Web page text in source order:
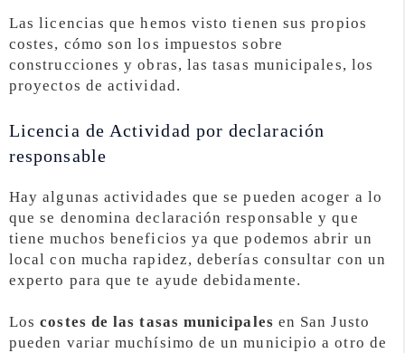
Las licencias que hemos visto tienen sus propios
costes, cómo son los impuestos sobre
construcciones y obras, las tasas municipales, los
proyectos de actividad.
Licencia de Actividad por declaración
responsable
Hay algunas actividades que se pueden acoger a lo
que se denomina declaración responsable y que
tiene muchos beneficios ya que podemos abrir un
local con mucha rapidez, deberías consultar con un
experto para que te ayude debidamente.
Loscostes de las tasas municipales en San Justo
pueden variar muchísimo de un municipio a otro de